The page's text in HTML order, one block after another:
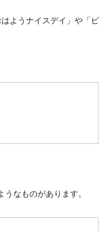
ようナイスデイ」や「ビ
なものがあります。